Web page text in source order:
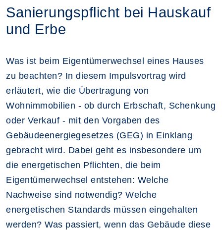
Sanierungspflicht bei Hauskauf
und Erbe
Was ist beim Eigentümerwechsel eines Hauses
zu beachten? In diesem Impulsvortrag wird
erläutert, wie die Übertragung von
Wohnimmobilien - ob durch Erbschaft, Schenkung
oder Verkauf - mit den Vorgaben des
Gebäudeenergiegesetzes (GEG) in Einklang
gebracht wird. Dabei geht es insbesondere um
die energetischen Pflichten, die beim
Eigentümerwechsel entstehen: Welche
Nachweise sind notwendig? Welche
energetischen Standards müssen eingehalten
werden? Was passiert, wenn das Gebäude diese